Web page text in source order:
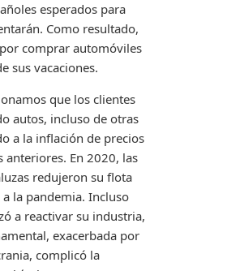
esperados para
Como resultado,
comprar automóviles
sus vacaciones.
que los clientes
autos, incluso de otras
a la inflación de precios
anteriores. En 2020, las
redujeron su flota
la pandemia. Incluso
a reactivar su industria,
exacerbada por
complicó la